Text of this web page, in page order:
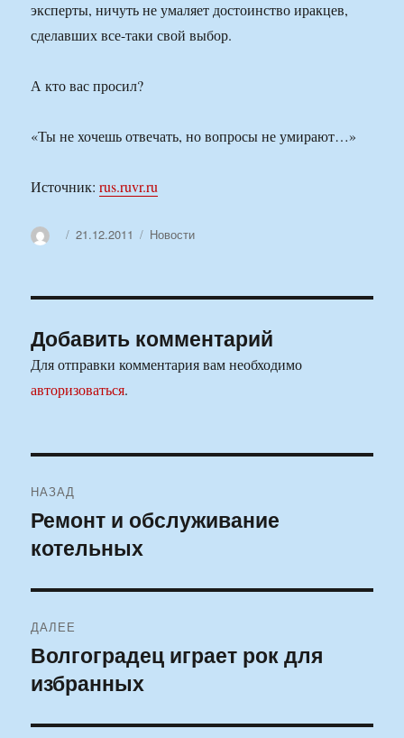
эксперты, ничуть не умаляет достоинство иракцев,
сделавших все-таки свой выбор.
А кто вас просил?
«Ты не хочешь отвечать, но вопросы не умирают…»
Источник:rus.ruvr.ru
АвторОпубликовано
21.12.2011 Рубрики
Новости
Добавить комментарий
Для отправки комментария вам необходимо
авторизоваться.
по
записям
НАЗАД
Предыдущая
запись:
Ремонт и обслуживание
котельных
ДАЛЕЕ
Следующая
запись:
Волгоградец играет рок для
избранных